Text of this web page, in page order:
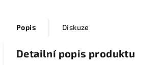
Popis Diskuze
Detailní popis produktu